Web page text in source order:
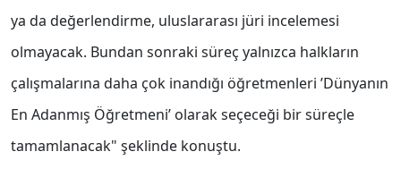
ya da değerlendirme, uluslararası jüri incelemesi
olmayacak. Bundan sonraki süreç yalnızca halkların
çalışmalarına daha çok inandığı öğretmenleri ’Dünyanın
En Adanmış Öğretmeni’ olarak seçeceği bir süreçle
tamamlanacak" şeklinde konuştu.